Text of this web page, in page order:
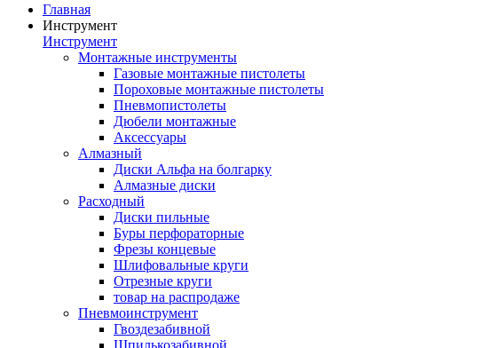
Главная
Инструмент
Инструмент
Монтажные инструменты
Газовые монтажные пистолеты
Пороховые монтажные пистолеты
Пневмопистолеты
Дюбели монтажные
Аксессуары
Алмазный
Диски Альфа на болгарку
Алмазные диски
Расходный
Диски пильные
Буры перфораторные
Фрезы концевые
Шлифовальные круги
Отрезные круги
товар на распродаже
Пневмоинструмент
Гвоздезабивной
Шпилькозабивной